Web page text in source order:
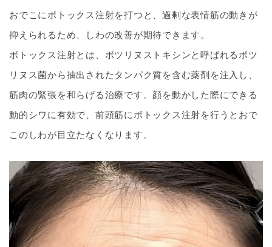
おでこにボトックス注射を打つと、過剰な表情筋の動きが
抑えられるため、しわの改善が期待できます。
ボトックス注射とは、ボツリヌストキシンと呼ばれるボツ
リヌス菌から抽出されたタンパク質を含む薬剤を注入し、
筋肉の緊張を和らげる治療です。顔を動かした際にできる
動的シワに有効で、前頭筋にボトックス注射を行うとおで
このしわが目立たなくなります。